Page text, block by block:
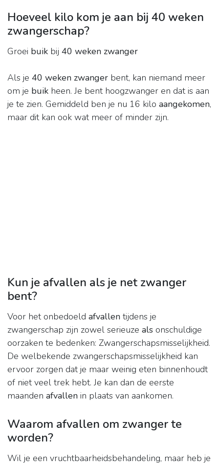
Hoeveel kilo kom je aan bij 40 weken
zwangerschap?
Groei buik bij 40 weken zwanger
Als je 40 weken zwanger bent, kan niemand meer
om je buik heen. Je bent hoogzwanger en dat is aan
je te zien. Gemiddeld ben je nu 16 kilo aangekomen,
maar dit kan ook wat meer of minder zijn.
Kun je afvallen als je net zwanger
bent?
Voor het onbedoeld afvallen tijdens je
zwangerschap zijn zowel serieuze als onschuldige
oorzaken te bedenken: Zwangerschapsmisselijkheid.
De welbekende zwangerschapsmisselijkheid kan
ervoor zorgen dat je maar weinig eten binnenhoudt
of niet veel trek hebt. Je kan dan de eerste
maanden afvallen in plaats van aankomen.
Waarom afvallen om zwanger te
worden?
Wil je een vruchtbaarheidsbehandeling, maar heb je